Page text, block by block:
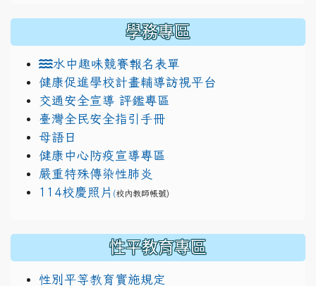
學務專區
水中趣味競賽報名表單
健康促進學校計畫輔導訪視平台
交通安全宣導 評鑑專區
臺灣全民安全指引手冊
母語日
健康中心防疫宣導專區
嚴重特殊傳染性肺炎
114校慶照片 (校內教師帳號)
性平教育專區
性別平等教育實施規定